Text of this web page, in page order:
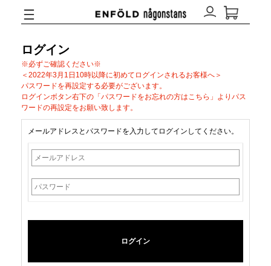
ログイン
※必ずご確認ください※
＜2022年3月1日10時以降に初めてログインされるお客様へ＞
パスワードを再設定する必要がございます。
ログインボタン右下の「パスワードをお忘れの方はこちら」よりパス
ワードの再設定をお願い致します。
メールアドレスとパスワードを入力してログインしてください。